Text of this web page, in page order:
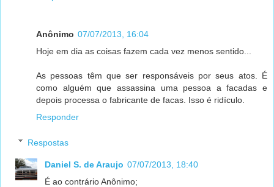
Anônimo 07/07/2013, 16:04
Hoje em dia as coisas fazem cada vez menos sentido...
As pessoas têm que ser responsáveis por seus atos. É
como alguém que assassina uma pessoa a facadas e
depois processa o fabricante de facas. Isso é ridículo.
Responder
Respostas
Daniel S. de Araujo 07/07/2013, 18:40
É ao contrário Anônimo;